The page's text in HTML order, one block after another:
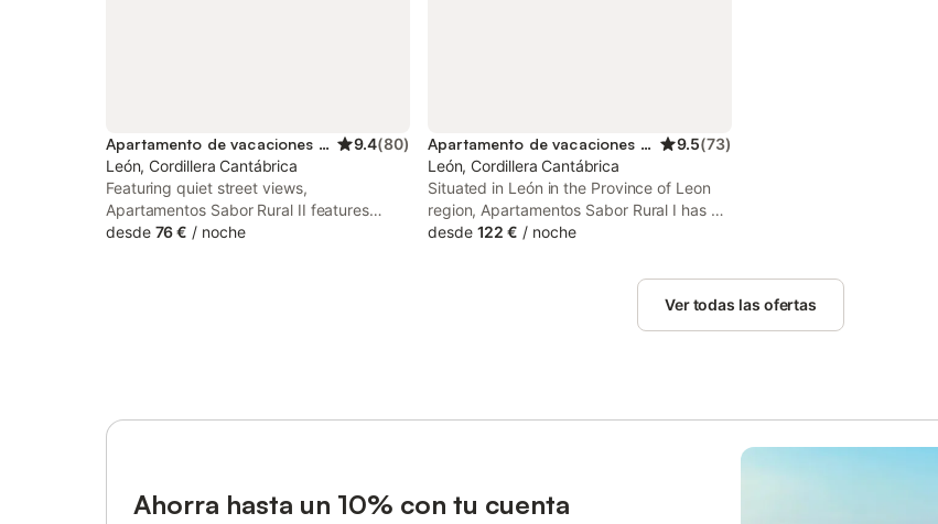
Apartamento de vacaciones para 3 personas 9.4(80)
León, Cordillera Cantábrica
Featuring quiet street views,
Apartamentos Sabor Rural II features
accommodation with a terrace, around
desde 76 € / noche
Apartamento de vacaciones para 4 personas 9.5(73)
León, Cordillera Cantábrica
Situated in León in the Province of Leon
region, Apartamentos Sabor Rural I has a
terrace and garden views. With inner
desde 122 € / noche
Ver todas las ofertas
Ahorra hasta un 10% con tu cuenta